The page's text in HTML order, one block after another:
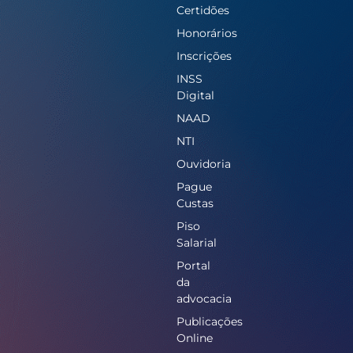
Certidões
Honorários
Inscrições
INSS
Digital
NAAD
NTI
Ouvidoria
Pague
Custas
Piso
Salarial
Portal
da
advocacia
Publicações
Online